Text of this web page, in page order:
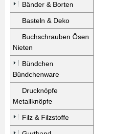
Bänder & Borten
Basteln & Deko
Buchschrauben Ösen
Nieten
Bündchen
Bündchenware
Drucknöpfe
Metallknöpfe
Filz & Filzstoffe